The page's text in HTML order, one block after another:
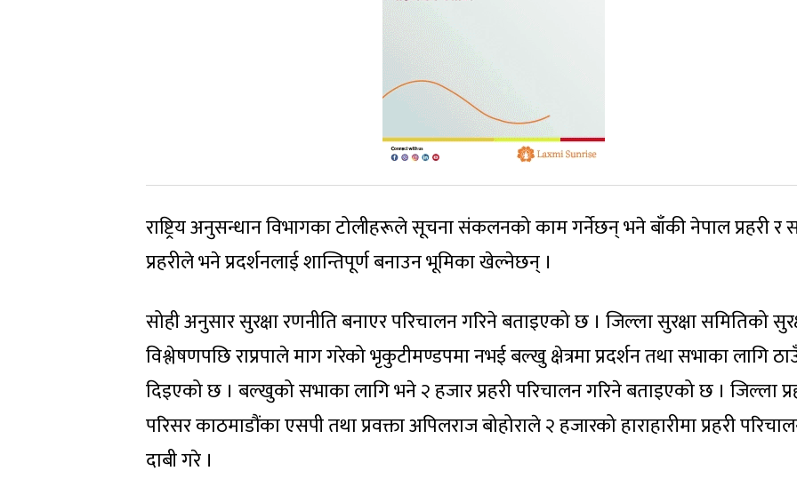
राष्ट्रिय अनुसन्धान विभागका टोलीहरूले सूचना संकलनको काम गर्नेछन् भने बाँकी नेपाल प्रहरी र
प्रहरीले भने प्रदर्शनलाई शान्तिपूर्ण बनाउन भूमिका खेल्नेछन् ।
सोही अनुसार सुरक्षा रणनीति बनाएर परिचालन गरिने बताइएको छ । जिल्ला सुरक्षा समितिको
विश्लेषणपछि राप्रपाले माग गरेको भृकुटीमण्डपमा नभई बल्खु क्षेत्रमा प्रदर्शन तथा सभाका लागि
दिइएको छ । बल्खुको सभाका लागि भने २ हजार प्रहरी परिचालन गरिने बताइएको छ । जिल्ला
परिसर काठमाडौंका एसपी तथा प्रवक्ता अपिलराज बोहोराले २ हजारको हाराहारीमा प्रहरी
दाबी गरे ।